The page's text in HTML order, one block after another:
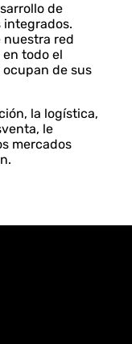
de
integrados.
nuestra red
todo el
ocupan de sus
la logística,
le
mercados